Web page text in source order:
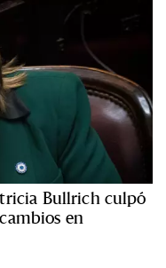
Bullrich culpó
en